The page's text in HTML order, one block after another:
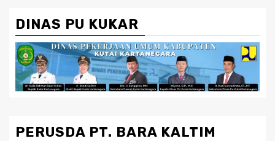
DINAS PU KUKAR
PERUSDA PT. BARA KALTIM